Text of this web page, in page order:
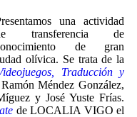
una actividad
transferencia de
de gran
olívica. Se trata de la
Traducción y
Méndez González,
y José Yuste Frías.
de LOCALIA VIGO el